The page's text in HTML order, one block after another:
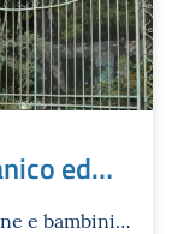
ed
e bambini